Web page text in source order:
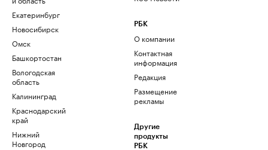
Екатеринбург
Новосибирск
Омск
Башкортостан
Вологодская
область
Калининград
Краснодарский
край
Нижний
Новгород
РБК
О компании
Контактная
информация
Редакция
Размещение
рекламы
Другие
продукты
РБК